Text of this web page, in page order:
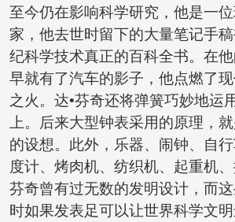
至今仍在影响科学研究，他是一
家，他去世时留下的大量笔记手
纪科学技术真正的百科全书。在他
早就有了汽车的影子，他点燃了
之火。达•芬奇还将弹簧巧妙地运
上。后来大型钟表采用的原理，
的设想。此外，乐器、闹钟、自
度计、烤肉机、纺织机、起重机
芬奇曾有过无数的发明设计，而
时如果发表足可以让世界科学文